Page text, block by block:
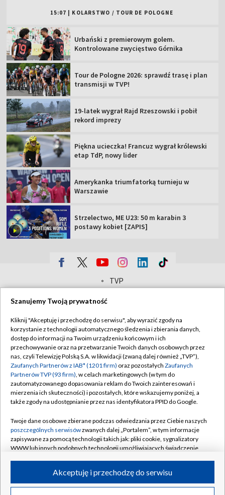
15:07 KOLARSTWO / TOUR DE POLOGNE
Urbański z premierowym golem.
Kontrolowane zwycięstwo Górnika
Tour de Pologne 2026: sprawdź trasę i plan
transmisji w TVP!
19-latek wygrał Rajd Rzeszowski i pobił
rekord imprezy
Piękna ucieczka! Francuz wygrał królewski
etap TdP, nowy lider
Amerykanka triumfatorką turnieju w
Warszawie
Strzelectwo, ME U23: 50 m karabin 3
postawy kobiet [ZAPIS]
TVP
Abonament TVP
Biuro Reklamy
Oferta Handlowa
Telegazeta ogłoszenia
Emisja w TVP
Rada Programowa
Akademia Telewizyjna
Informacje o nadawcy
System NOS
Zgłoś program (ROPAT)
Regulamin TVP
Moje zgody
Biuro reklamy
Kontakt
Kanały
©2026 Telewizja Polska Spółka Akcyjna w likwidacji
Szanujemy Twoją prywatność
Kliknij "Akceptuję i przechodzę do serwisu", aby wyrazić zgody na
korzystanie z technologii automatycznego śledzenia i zbierania danych,
dostęp do informacji na Twoim urządzeniu końcowym i ich
przechowywanie oraz na przetwarzanie Twoich danych osobowych przez
nas, czyli Telewizję Polską S.A. w likwidacji (zwaną dalej również „TVP”),
Zaufanych Partnerów z IAB* (1201 firm) oraz pozostałych Zaufanych
Partnerów TVP (93 firm), w celach marketingowych (w tym do
zautomatyzowanego dopasowania reklam do Twoich zainteresowań i
mierzenia ich skuteczności) i pozostałych, które wskazujemy poniżej, a
także zgody na udostępnianie przez nas identyfikatora PPID do Google.
Twoje dane osobowe zbierane podczas odwiedzania przez Ciebie naszych
poszczególnych serwisówzwanych dalej „Portalem”, w tym informacje
zapisywane za pomocą technologii takich jak: pliki cookie, sygnalizatory
WWW lub innych podobnych technologii umożliwiających świadczenie
ruchu w Internecie.Akceptuję i przechodzę do serwisu